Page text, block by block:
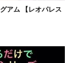
アム 【レオパレス